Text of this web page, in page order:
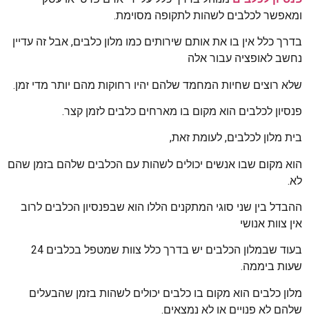
ומאפשר לכלבים לשהות לתקופה מסוימת.
בדרך כלל אין בו את אותם שירותים כמו מלון כלבים, אבל זה עדיין
נחשב לאופציה עבור אלה
שלא רוצים שחיות המחמד שלהם יהיו רחוקות מהם יותר מדי זמן.
פנסיון לכלבים הוא מקום בו מארחים כלבים לזמן קצר.
בית מלון לכלבים, לעומת זאת,
הוא מקום שבו אנשים יכולים לשהות עם הכלבים שלהם בזמן שהם
לא.
ההבדל בין שני סוגי המתקנים הללו הוא שבפנסיון הכלבים לרוב
אין צוות אנושי
בעוד שבמלון הכלבים יש בדרך כלל צוות שמטפל בכלבים 24
שעות ביממה.
מלון כלבים הוא מקום בו כלבים יכולים לשהות בזמן שהבעלים
שלהם לא פנויים או לא נמצאים.